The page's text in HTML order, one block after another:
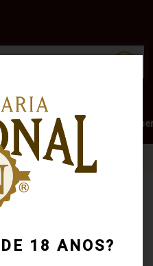
18 ANOS?
Marcas